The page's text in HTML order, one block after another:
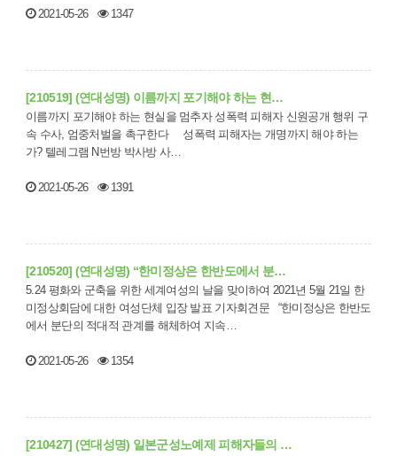
카드뉴스
2021-05-26 1347
[210519] (연대성명) 이름까지 포기해야 하는 현…
이름까지 포기해야 하는 현실을 멈추자 성폭력 피해자 신원공개 행위 구
속 수사, 엄중처벌을 촉구한다 성폭력 피해자는 개명까지 해야 하는
가? 텔레그램 N번방 박사방 사…
2021-05-26 1391
[210520] (연대성명) “한미정상은 한반도에서 분…
5.24 평화와 군축을 위한 세계여성의 날을 맞이하여 2021년 5월 21일 한
미정상회담에 대한 여성단체 입장 발표 기자회견문 “한미정상은 한반도
에서 분단의 적대적 관계를 해체하여 지속…
2021-05-26 1354
[210427] (연대성명) 일본군성노예제 피해자들의 …